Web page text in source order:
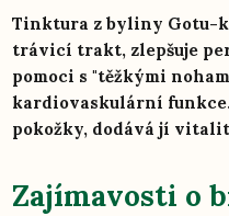
Tinktura z byliny Gotu-
trávicí trakt, zlepšuje
pomoci s "těžkými
kardiovaskulární
pokožky, dodává jí
Zajímavosti o